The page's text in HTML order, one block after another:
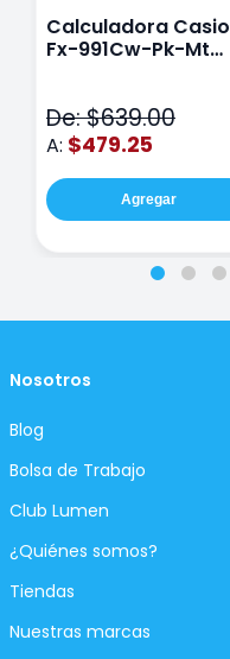
Calculadora Casio
Fx-991Cw-Pk-Mt
De: $639.00
A: $479.25
Agregar
Nosotros
Blog
Bolsa de Trabajo
Club Lumen
¿Quiénes somos?
Tiendas
Nuestras marcas